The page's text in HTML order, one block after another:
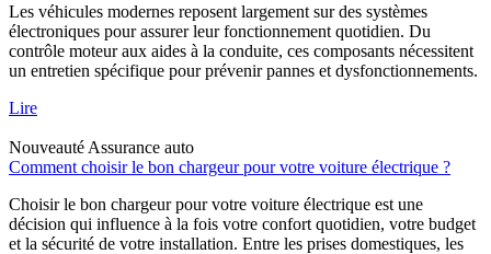
Les véhicules modernes reposent largement sur des systèmes
électroniques pour assurer leur fonctionnement quotidien. Du
contrôle moteur aux aides à la conduite, ces composants nécessitent
un entretien spécifique pour prévenir pannes et dysfonctionnements.
Lire
Nouveauté Assurance auto
Comment choisir le bon chargeur pour votre voiture électrique ?
Choisir le bon chargeur pour votre voiture électrique est une
décision qui influence à la fois votre confort quotidien, votre budget
et la sécurité de votre installation. Entre les prises domestiques, les